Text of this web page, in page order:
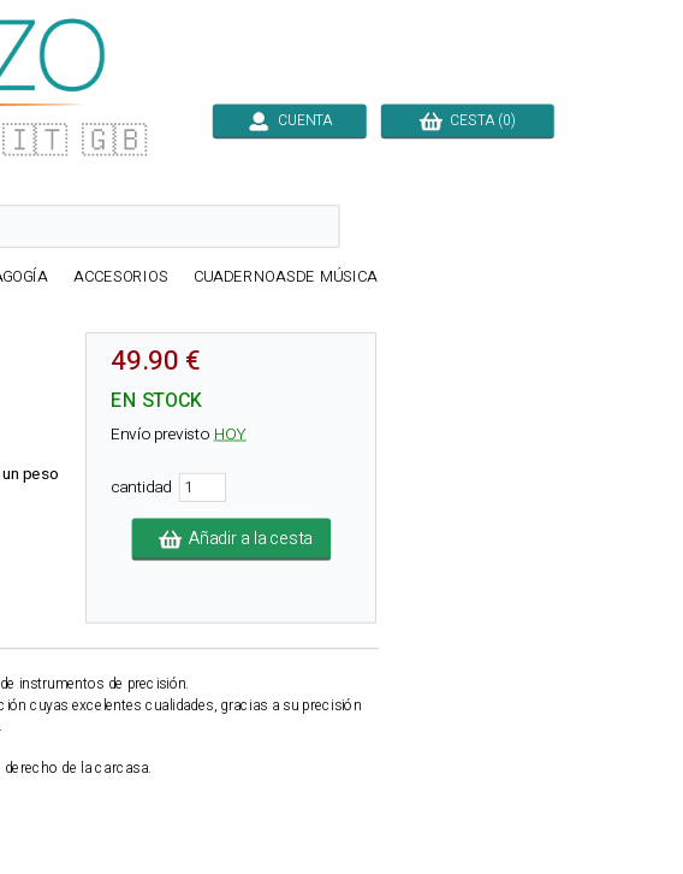
🇮🇹 🇬🇧 CUENTA CESTA (0)
ACCESORIOS CUADERNOASDE MÚSICA
peso
49.90 €
EN STOCK
Envío previstoHOY
cantidad
Añadir a la cesta
instrumentos de precisión.
cuyas excelentes cualidades, gracias a su precisión
de la carcasa.